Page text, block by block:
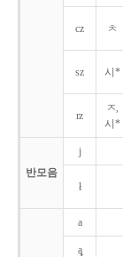
cz ㅊ
sz 시*
rz
ㅈ,
시*
반모음
j
ł
a
ą̨